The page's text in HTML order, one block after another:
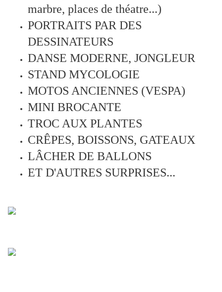
marbre, places de théatre...)
PORTRAITS PAR DES
DESSINATEURS
DANSE MODERNE, JONGLEUR
STAND MYCOLOGIE
MOTOS ANCIENNES (VESPA)
MINI BROCANTE
TROC AUX PLANTES
CRÊPES, BOISSONS, GATEAUX
LÂCHER DE BALLONS
ET D'AUTRES SURPRISES...